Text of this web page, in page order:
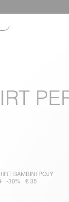
BAMBINI POJY
-30% € 35